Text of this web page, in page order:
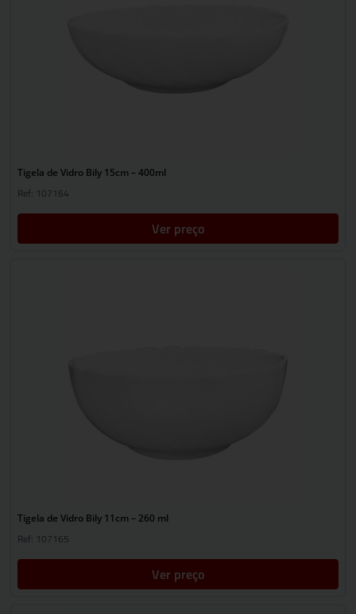
Tigela de Vidro Bily 15cm – 400ml
Ref: 107164
Ver preço
Tigela de Vidro Bily 11cm – 260 ml
Ref: 107165
Ver preço